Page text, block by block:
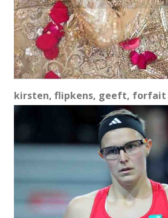
kirsten, flipkens, geeft, forfait